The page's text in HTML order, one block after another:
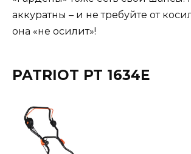
аккуратны – и не требуйте от
она «не осилит»!
PATRIOT PT 1634E